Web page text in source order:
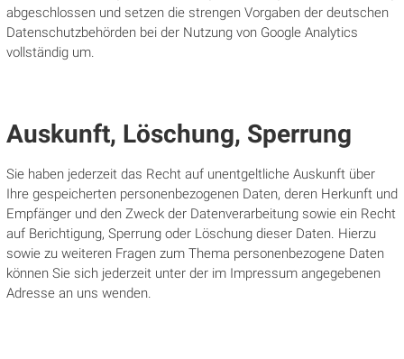
abgeschlossen und setzen die strengen Vorgaben der deutschen
Datenschutzbehörden bei der Nutzung von Google Analytics
vollständig um.
Auskunft, Löschung, Sperrung
Sie haben jederzeit das Recht auf unentgeltliche Auskunft über
Ihre gespeicherten personenbezogenen Daten, deren Herkunft und
Empfänger und den Zweck der Datenverarbeitung sowie ein Recht
auf Berichtigung, Sperrung oder Löschung dieser Daten. Hierzu
sowie zu weiteren Fragen zum Thema personenbezogene Daten
können Sie sich jederzeit unter der im Impressum angegebenen
Adresse an uns wenden.